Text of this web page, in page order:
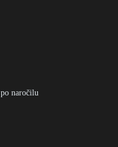
naročilu